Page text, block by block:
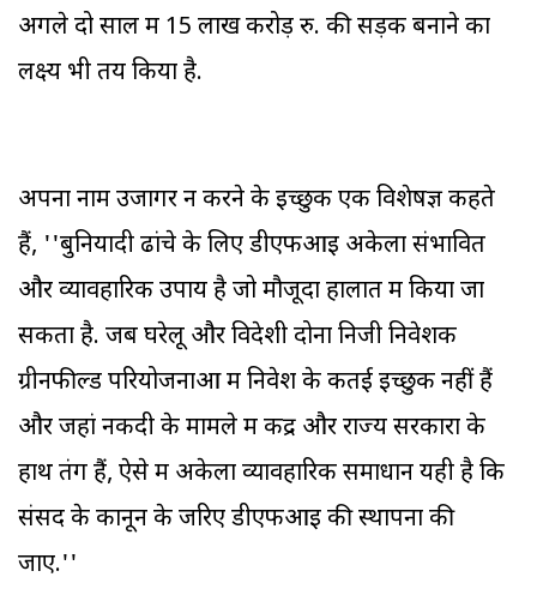
अगले दो साल में 15 लाख करोड़ रु. की सड़कें बनाने का
लक्ष्य भी तय किया है.
अपना नाम उजागर न करने के इच्छुक एक विशेषज्ञ कहते
हैं, ''बुनियादी ढांचे के लिए डीएफआइ अकेला संभावित
और व्यावहारिक उपाय है जो मौजूदा हालात में किया जा
सकता है. जब घरेलू और विदेशी दोनों निजी निवेशक
ग्रीनफील्ड परियोजनाओं में निवेश के कतई इच्छुक नहीं हैं
और जहां नकदी के मामले में केंद्र और राज्य सरकारों के
हाथ तंग हैं, ऐसे में अकेला व्यावहारिक समाधान यही है कि
संसद के कानून के जरिए डीएफआइ की स्थापना की
जाए.''